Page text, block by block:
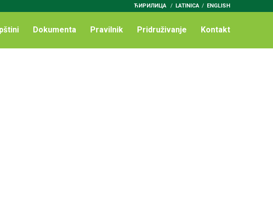
ЋИРИЛИЦА / LATINICA ENGLISH
Dokumenta Pravilnik Pridruživanje Kontakt